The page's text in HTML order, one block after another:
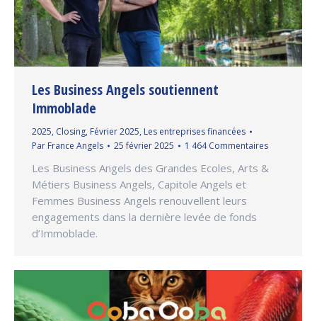
Les Business Angels soutiennent
Immoblade
2025, Closing, Février 2025, Les entreprises financées
Par France Angels 25 février 2025 1 464 Commentaires
Les Business Angels des Grandes Ecoles, Arts &
Métiers Business Angels, Capitole Angels et
Femmes Business Angels renouvellent leurs
engagements dans la dernière levée de fonds
d’Immoblade.